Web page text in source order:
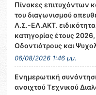
Πίνακες επιτυχόντων
του διαγωνισμού
Λ.Σ.-ΕΛ.ΑΚΤ.
κατηγορίας έτους
Οδοντιάτρους και
06/08/2026 1:46 μμ.
Ενημερωτική
ανοιχτού Τεχνικού